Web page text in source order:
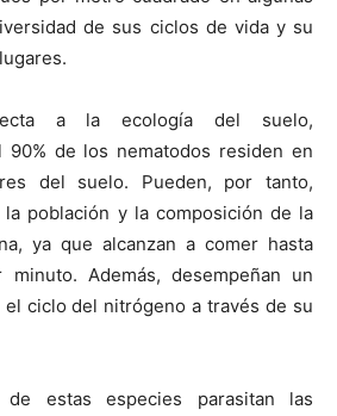
de sus ciclos de vida y su
a la ecología del suelo,
90% de los nematodos residen en
del suelo. Pueden, por tanto,
población y la composición de la
ya que alcanzan a comer hasta
minuto. Además, desempeñan un
ciclo del nitrógeno a través de su
de estas especies parasitan las